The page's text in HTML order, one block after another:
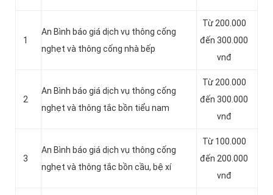
1
An Bình báo giá dịch vụ thông cống
nghẹt và thông cống nhà bếp
Từ 200.000
đến 300.000
vnđ
2
An Bình báo giá dịch vụ thông cống
nghẹt và thông tắc bồn tiểu nam
Từ 200.000
đến 300.000
vnđ
3
An Bình báo giá dịch vụ thông cống
nghẹt và thông tắc bồn cầu, bệ xí
Từ 100.000
đến 200.000
vnđ